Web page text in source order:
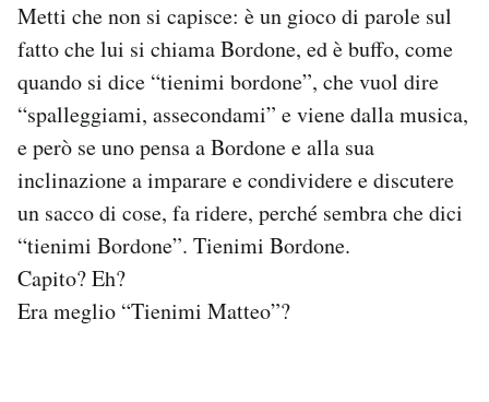
SHOP
CALENDARIO
AREA PERSONALE
Area Personale
Notifiche mobile
Regala il Post
Metti che non si capisce: è un gioco di parole sul
fatto che lui si chiama Bordone, ed è buffo, come
quando si dice “tienimi bordone”, che vuol dire
“spalleggiami, assecondami” e viene dalla musica,
e però se uno pensa a Bordone e alla sua
inclinazione a imparare e condividere e discutere
un sacco di cose, fa ridere, perché sembra che dici
“tienimi Bordone”. Tienimi Bordone.
Capito? Eh?
Era meglio “Tienimi Matteo”?